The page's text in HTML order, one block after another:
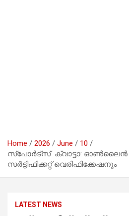
Home 2026 June
10
സ്പോർട്‌സ് ക്വാട്ടാ: ഓൺലൈൻ
സർട്ടിഫിക്കറ്റ് വെരിഫിക്കേഷനും
LATEST NEWS